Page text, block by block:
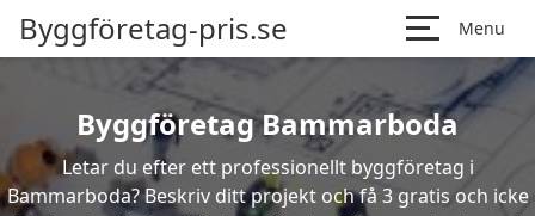
Byggföretag-pris.se Menu
Byggföretag Bammarboda
Letar du efter ett professionellt byggföretag i
Bammarboda? Beskriv ditt projekt och få 3 gratis och icke